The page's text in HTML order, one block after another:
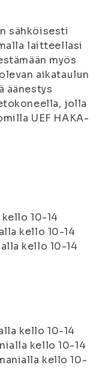
sähköisesti
laitteellasi
myös
aikataulun
äänestys
jolla
UEF HAKA-
10-14
kello 10-14
kello 10-14
kello 10-14
kello 10-14
kello 10-